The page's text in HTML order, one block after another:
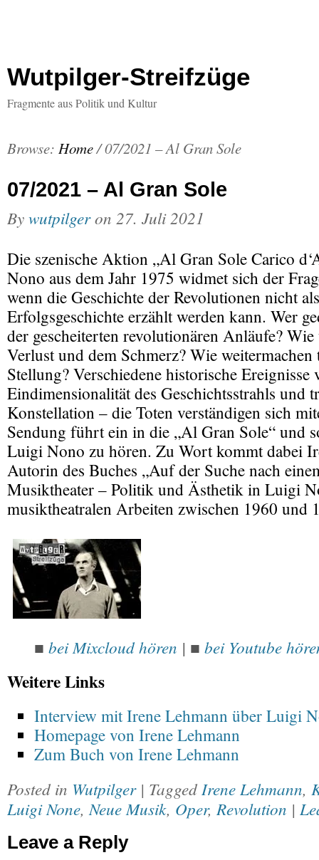
Wutpilger-Streifzüge
Fragmente aus Politik und Kultur
Browse: Home/07/2021 – Al Gran Sole
07/2021 – Al Gran Sole
Bywutpilgeron 27. Juli 2021
Die szenische Aktion „Al Gran Sole Carico
Nono aus dem Jahr 1975 widmet sich der
wenn die Geschichte der Revolutionen nicht
Erfolgsgeschichte erzählt werden kann. Wer
der gescheiterten revolutionären Anläufe?
Verlust und dem Schmerz? Wie
Stellung? Verschiedene historische Ereignisse
Eindimensionalität des Geschichtsstrahls und
Konstellation – die Toten verständigen sich
Sendung führt ein in die „Al Gran Sole“ und
Luigi Nono zu hören. Zu Wort kommt dabei
Autorin des Buches „Auf der Suche nach
Musiktheater – Politik und Ästhetik in Luigi
musiktheatralen Arbeiten zwischen 1960 und
■ bei Mixcloud hören | ■ bei Youtube
Weitere Links
Interview mit Irene Lehmann über Luigi
Homepage von Irene Lehmann
Zum Buch von Irene Lehmann
Posted in Wutpilger | Tagged Irene Lehmann,
Luigi None, Neue Musik, Oper, Revolution |
Leave a Reply